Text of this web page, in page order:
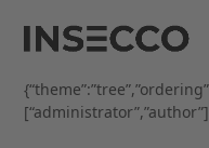
content
mobile
menu
mobile
menu